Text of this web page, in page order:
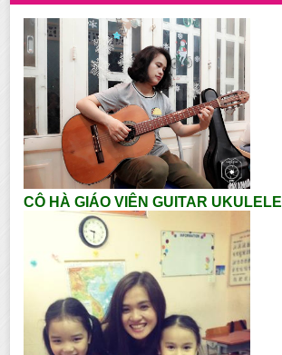
CÔ HÀ GIÁO VIÊN GUITAR UKULELE